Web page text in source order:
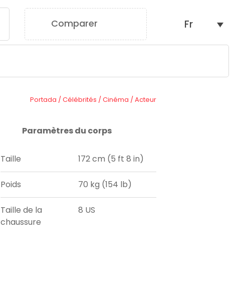
Comparer Fr
Portada /Célébrités /Cinéma /Acteur
Paramètres du corps
Taille 172 cm (5 ft 8 in)
Poids 70 kg (154 lb)
Taille de la
chaussure
8 US